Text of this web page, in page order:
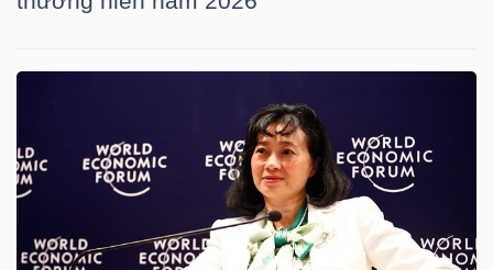
NGUYÊN
NGHIỆP